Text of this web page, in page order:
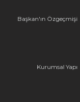
Başkan'ın Özgeçmişi
Kurumsal Yapı